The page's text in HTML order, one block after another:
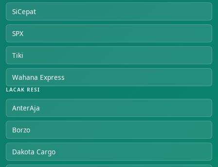
SiCepat
SPX
Tiki
Wahana Express
LACAK RESI
AnterAja
Borzo
Dakota Cargo